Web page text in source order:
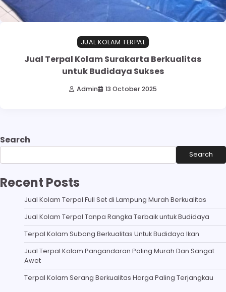
JUAL KOLAM TERPAL
Jual Terpal Kolam Surakarta Berkualitas
untuk Budidaya Sukses
Admin 13 October 2025
Search
Search
Recent Posts
Jual Kolam Terpal Full Set di Lampung Murah Berkualitas
Jual Kolam Terpal Tanpa Rangka Terbaik untuk Budidaya
Terpal Kolam Subang Berkualitas Untuk Budidaya Ikan
Jual Terpal Kolam Pangandaran Paling Murah Dan Sangat
Awet
Terpal Kolam Serang Berkualitas Harga Paling Terjangkau